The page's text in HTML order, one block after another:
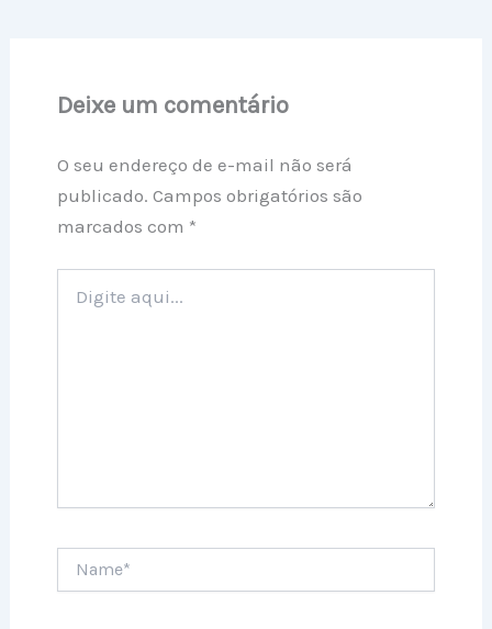
Deixe um comentário
O seu endereço de e-mail não será
publicado. Campos obrigatórios são
marcados com *
aqui...